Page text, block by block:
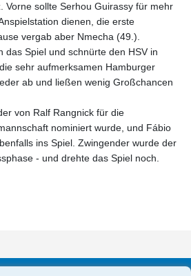
Vorne sollte Serhou Guirassy für mehr
dienen, die erste
vergab aber Nmecha (49.).
das Spiel und schnürte den HSV in
sehr aufmerksamen Hamburger
ab und ließen wenig Großchancen
von Ralf Rangnick für die
nominiert wurde, und Fábio
ins Spiel. Zwingender wurde der
- und drehte das Spiel noch.